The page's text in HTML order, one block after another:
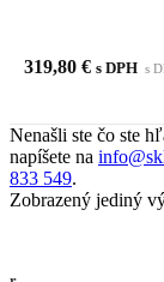
319,80 € s DPH s
Nenašli ste čo ste
napíšete na
833 549.
Zobrazený jediný